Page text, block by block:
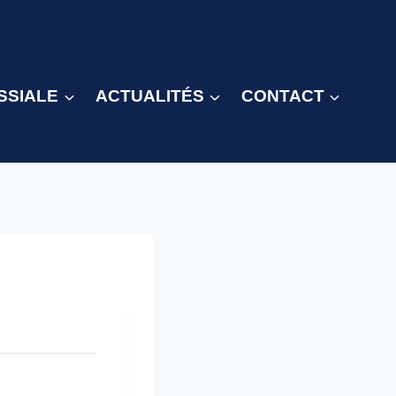
ACTUALITÉS CONTACT